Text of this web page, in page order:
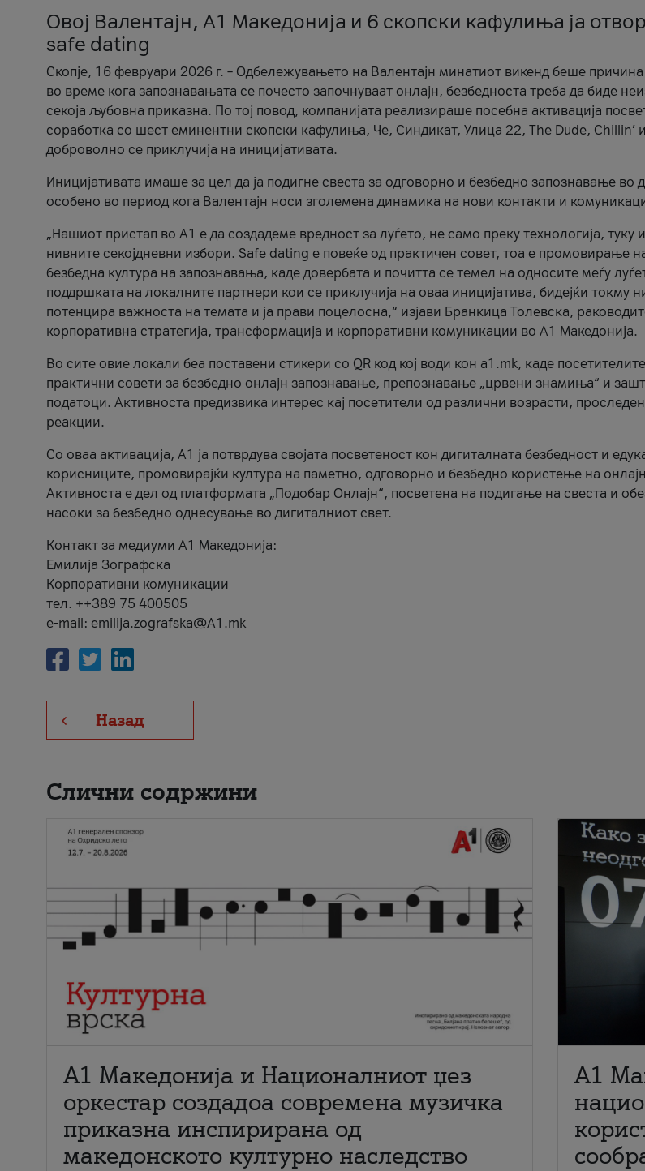
Овој Валентајн, A1 Македонија и 6 скопски кафулиња ја
safe dating
Скопје, 16 февруари 2026 г. – Одбележувањето на Валентајн минатиот викенд беше
во време кога запознавањата се почесто започнуваат онлајн, безбедноста треба да биде
секоја љубовна приказна. По тој повод, компанијата реализираше посебна активација
соработка со шест еминентни скопски кафулиња, Че, Синдикат, Улица 22, The Dude, Chillin’
доброволно се приклучија на иницијативата.
Иницијативата имаше за цел да ја подигне свеста за одговорно и безбедно запознавање во
особено во период кога Валентајн носи зголемена динамика на нови контакти и
„Нашиот пристап во А1 е да создадеме вредност за луѓето, не само преку технологија, туку
нивните секојдневни избори. Safe dating е повеќе од практичен совет, тоа е промовирање
безбедна култура на запознавања, каде довербата и почитта се темел на односите меѓу
поддршката на локалните партнери кои се приклучија на оваа иницијатива, бидејќи токму
потенцира важноста на темата и ја прави поцелосна,“ изјави Бранкица Толевска,
корпоративна стратегија, трансформација и корпоративни комуникации во А1 Македонија.
Во сите овие локали беа поставени стикери со QR код кој води кон a1.mk, каде
практични совети за безбедно онлајн запознавање, препознавање „црвени знамиња“ и
податоци. Активноста предизвика интерес кај посетители од различни возрасти,
реакции.
Со оваа активација, А1 ја потврдува својата посветеност кон дигиталната безбедност и
корисниците, промовирајќи култура на паметно, одговорно и безбедно користење на
Активноста е дел од платформата „Подобар Онлајн“, посветена на подигање на свеста и
насоки за безбедно однесување во дигиталниот свет.
Контакт за медиуми А1 Македонија:
Емилија Зографска
Корпоративни комуникации
тел. ++389 75 400505
e-mail: emilija.zografska@A1.mk
Назад
Слични содржини
А1 Македонија и Националниот џез
оркестар создадоа современа музичка
приказна инспирирана од
македонското културно наследство
A1